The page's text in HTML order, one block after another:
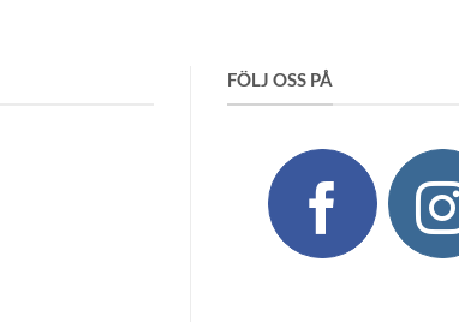
FÖLJ OSS PÅ